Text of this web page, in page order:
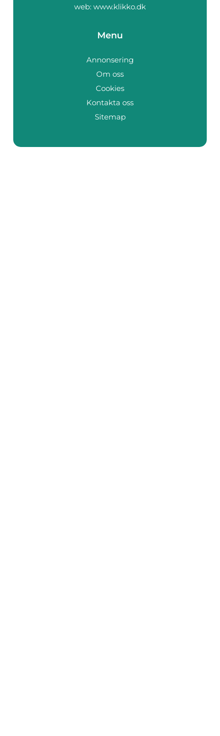
web: www.klikko.dk
Menu
Annonsering
Om oss
Cookies
Kontakta oss
Sitemap